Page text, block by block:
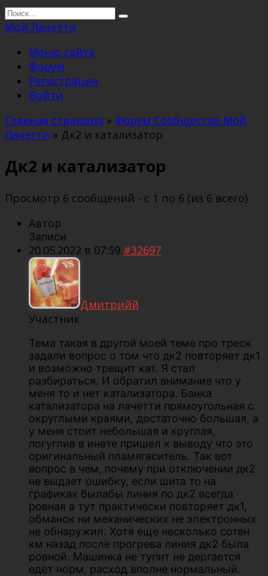
Перейти
к
Search
for:
Мой Лачетти
Меню сайта
Форум
Регистрация
Войти
Главная страница » Форум Сообщества Мой
Лачетти » Дк2 и катализатор
Дк2 и катализатор
Просмотр 6 сообщений - с 1 по 6 (из 6 всего)
Автор
Записи
20.05.2022 в 07:59 #32697
Дмитрийй
Участник
Тема такая в другой моей теме про треск
задали вопрос о том что дк2 повторяет дк1
и возможно трещит кат. Я стал
разбираться. И обратил внимание что у
меня то и нет катализатора. Банка
катализатора на лачетти прямоугольная с
округлыми краями, достаточно большая, а
у меня стоит небольшая и круглая,
погуглив в инете пришел к выводу что это
оригинальный пламягаситель. Так вот
вопрос в чем, почему при отключении дк2
не выдает ошибку, если шита то на
графиках былабы линия по дк2 всегда
ровная а тут практически повторяет дк1,
обманок ни механических не электронных
не обнаружил. Хотя еще несколько сотен
км назад после прогрева линия дк2 была
ровной. Машинка не тупит не дергается
едет норм, расход вполне нормальный.